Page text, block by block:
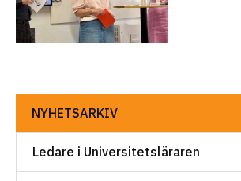
NYHETSARKIV
Ledare i Universitetsläraren